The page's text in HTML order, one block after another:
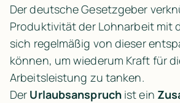
Der deutsche Gesetzgeber
Produktivität der Lohnarbeit mit
sich regelmäßig von dieser
können, um wiederum Kraft für
Arbeitsleistung zu tanken.
Der Urlaubsanspruch ist ein